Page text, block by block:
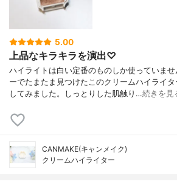
5.00
上品なキラキラを演出♡
ハイライトは白い定番のものしか使っていま
ーでたまたま見つけたこのクリームハイライ
してみました。しっとりした肌触り…続きを見
CANMAKE(キャンメイク)
クリームハイライター